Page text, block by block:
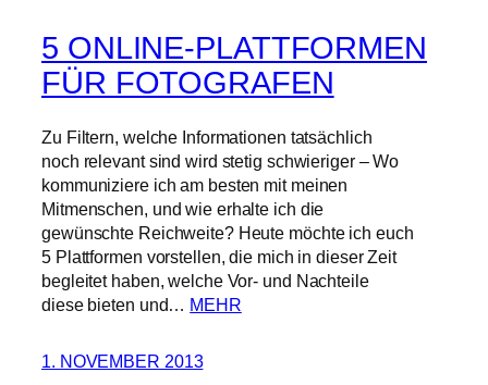
5 ONLINE-PLATTFORMEN
FÜR FOTOGRAFEN
Zu Filtern, welche Informationen tatsächlich
noch relevant sind wird stetig schwieriger – Wo
kommuniziere ich am besten mit meinen
Mitmenschen, und wie erhalte ich die
gewünschte Reichweite? Heute möchte ich euch
5 Plattformen vorstellen, die mich in dieser Zeit
begleitet haben, welche Vor- und Nachteile
diese bieten und… MEHR
1. NOVEMBER 2013